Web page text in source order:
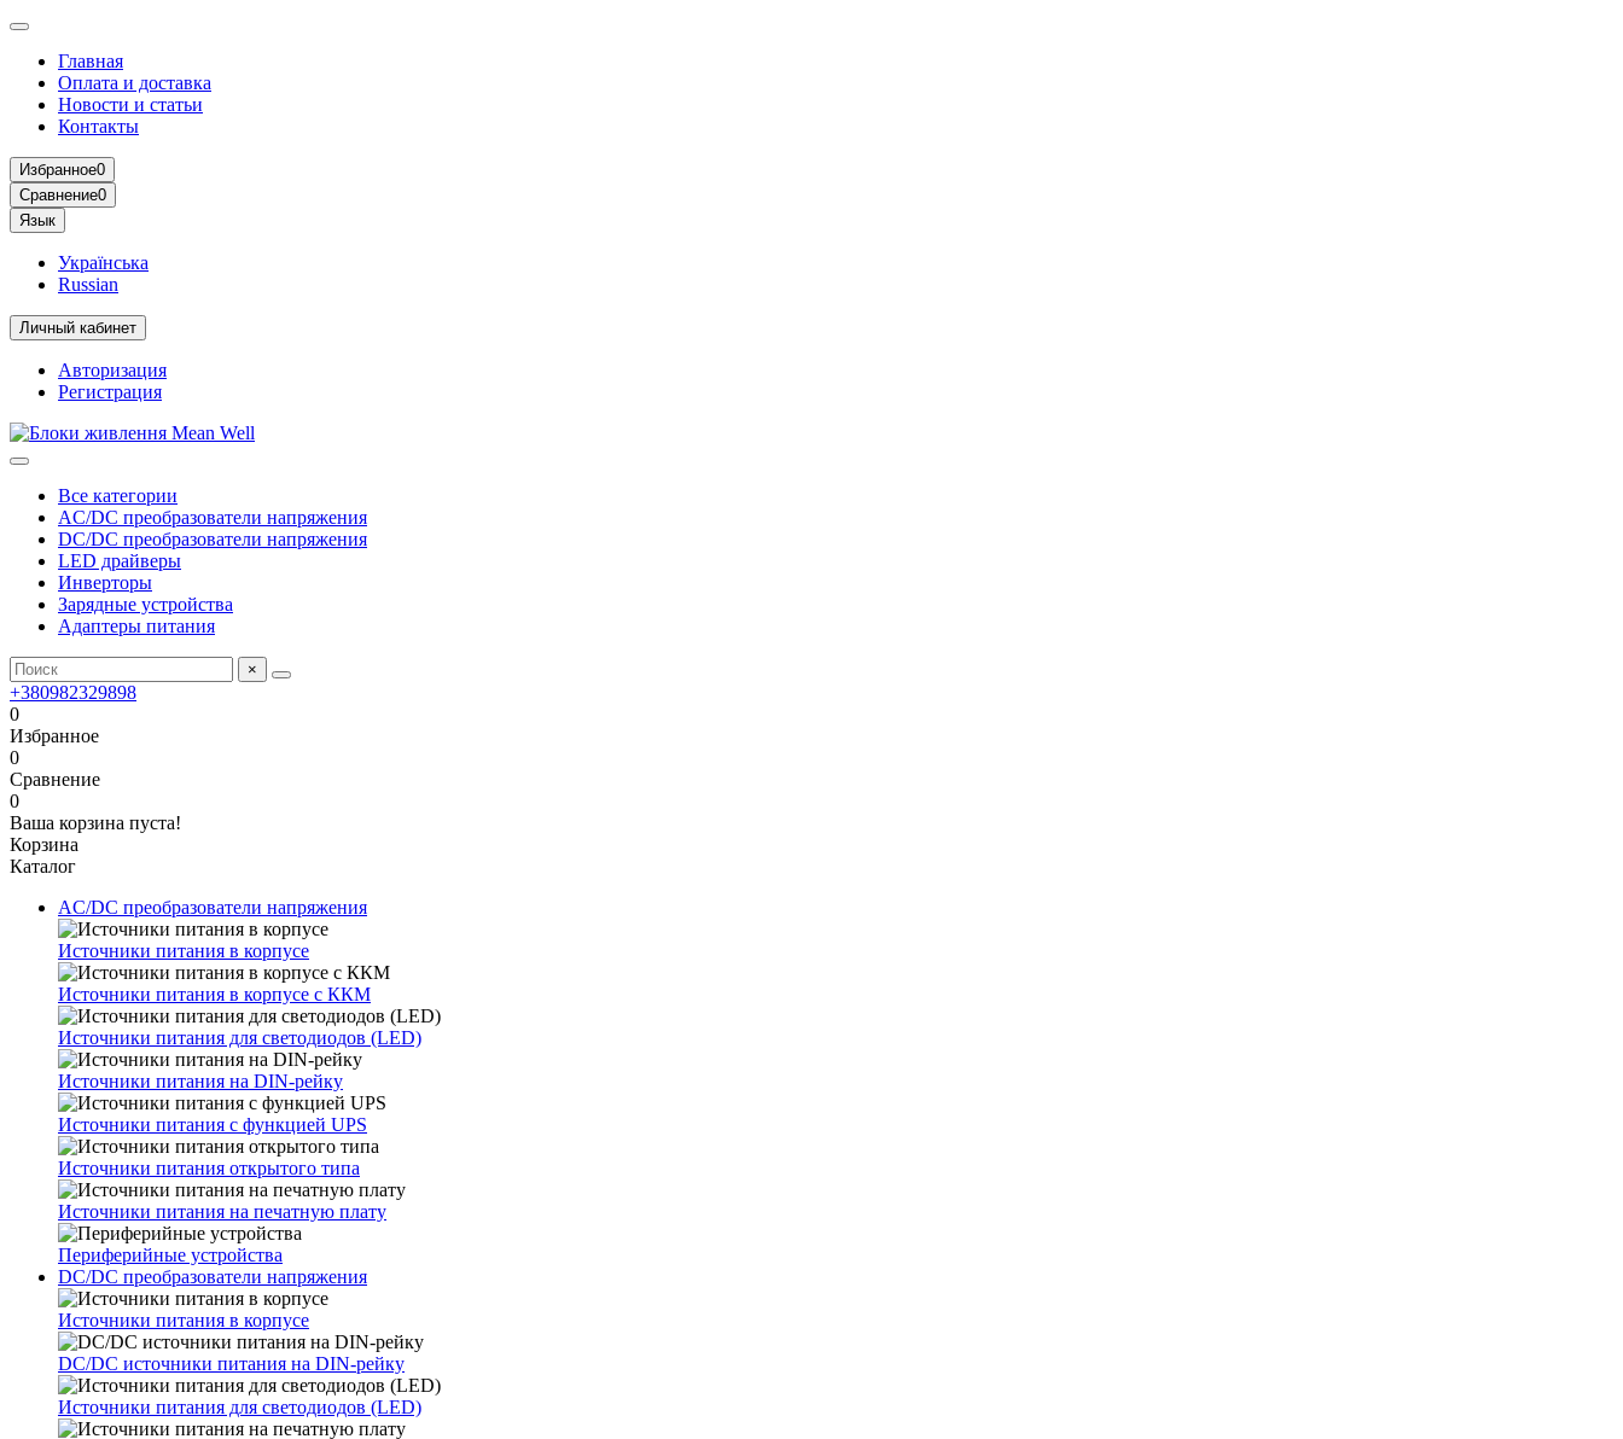
Главная
Оплата и доставка
Новости и статьи
Контакты
Избранное0
Сравнение0
Язык
Українська
Russian
Личный кабинет
Авторизация
Регистрация
Все категории
AC/DC преобразователи напряжения
DC/DC преобразователи напряжения
LED драйверы
Инверторы
Зарядные устройства
Адаптеры питания
×
+380982329898
0
Избранное
0
Сравнение
0
Ваша корзина пуста!
Корзина
Каталог
AC/DC преобразователи напряжения
Источники питания в корпусе
Источники питания в корпусе с ККМ
Источники питания для светодиодов (LED)
Источники питания на DIN-рейку
Источники питания с функцией UPS
Источники питания открытого типа
Источники питания на печатную плату
Периферийные устройства
DC/DC преобразователи напряжения
Источники питания в корпусе
DC/DC источники питания на DIN-рейку
Источники питания для светодиодов (LED)